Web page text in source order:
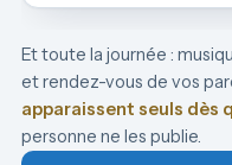
Et toute la journée :
et rendez-vous de vos
apparaissent seuls dès
personne ne les publie.